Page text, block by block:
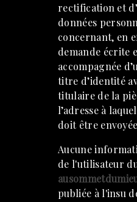
rectification et
données
concernant, en
demande écrite
accompagnée
titre d’identité
titulaire de la
l’adresse à
doit être
Aucune
de l'utilisateur
publiée à l'insu